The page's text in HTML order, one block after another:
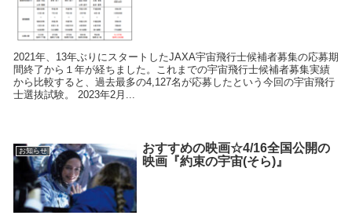
2021年、13年ぶりにスタートしたJAXA宇宙飛行士候補者募集の応募期
間終了から１年が経ちました。これまでの宇宙飛行士候補者募集実績
から比較すると、過去最多の4,127名が応募したという今回の宇宙飛行
士選抜試験。 2023年2月...
お知らせ
おすすめの映画☆4/16全国公開の
映画『約束の宇宙(そら)』